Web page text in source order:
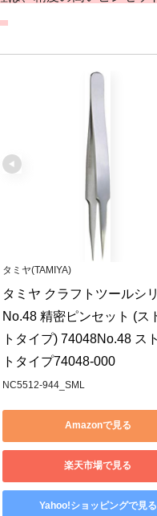
タミヤ(TAMIYA)
タミヤ クラフトツールシ
No.48 精密ピンセット (ス
トタイプ) 74048No.48 ス
トタイプ74048-000
NC5512-944_SML
Amazonで見る
楽天市場で見る
Yahoo!ショッピングで見る